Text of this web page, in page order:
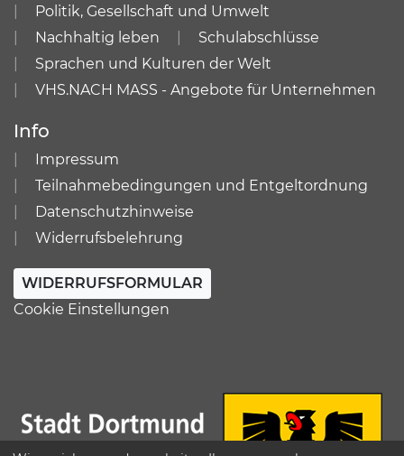
Politik, Gesellschaft und Umwelt
Nachhaltig leben
Schulabschlüsse
Sprachen und Kulturen der Welt
VHS.NACH MASS - Angebote für Unternehmen
Info
Impressum
Teilnahmebedingungen und Entgeltordnung
Datenschutzhinweise
Widerrufsbelehrung
WIDERRUFSFORMULAR
Cookie Einstellungen